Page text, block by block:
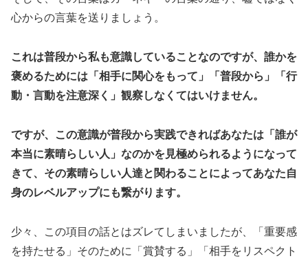
心からの言葉を送りましょう。
これは普段から私も意識していることなのですが、誰かを
褒めるためには「相手に関心をもって」「普段から」「行
動・言動を注意深く」観察しなくてはいけません。
ですが、この意識が普段から実践できればあなたは「誰が
本当に素晴らしい人」なのかを見極められるようになって
きて、その素晴らしい人達と関わることによってあなた自
身のレベルアップにも繋がります。
少々、この項目の話とはズレてしまいましたが、「重要感
を持たせる」そのために「賞賛する」「相手をリスペクト